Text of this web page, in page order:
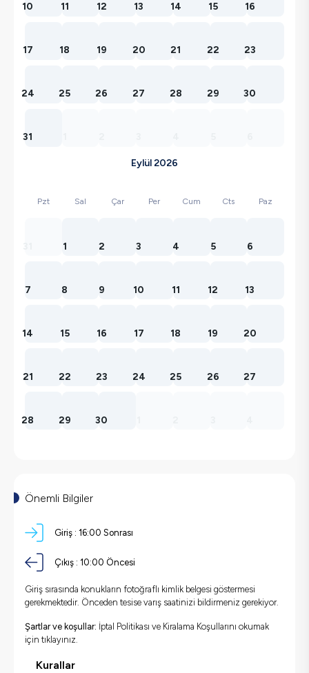
10 11 12 13 14 15 16
17 18 19 20 21 22 23
24 25 26 27 28 29 30
31
Eylül 2026
Pzt Sal Çar Per Cum Cts Paz
1 2 3 4 5 6
7 8 9 10 11 12 13
14 15 16 17 18 19 20
21 22 23 24 25 26 27
28 29 30
Önemli Bilgiler
Giriş : 16:00 Sonrası
Çıkış : 10:00 Öncesi
Giriş sırasında konukların fotoğraflı kimlik belgesi göstermesi
gerekmektedir. Önceden tesise varış saatinizi bildirmeniz gerekiyor.
Şartlar ve koşullar: İptal Politikası ve Kiralama Koşullarını okumak
için tıklayınız.
Kurallar